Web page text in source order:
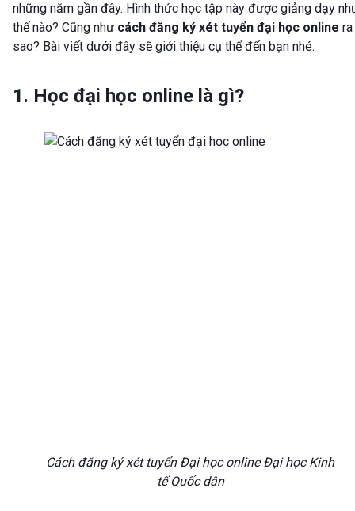
những năm gần đây. Hình thức học tập này được giảng dạy
thế nào? Cũng như cách đăng ký xét tuyển đại học online ra
sao? Bài viết dưới đây sẽ giới thiệu cụ thể đến bạn nhé.
1. Học đại học online là gì?
Cách đăng ký xét tuyển Đại học online Đại học Kinh
tế Quốc dân